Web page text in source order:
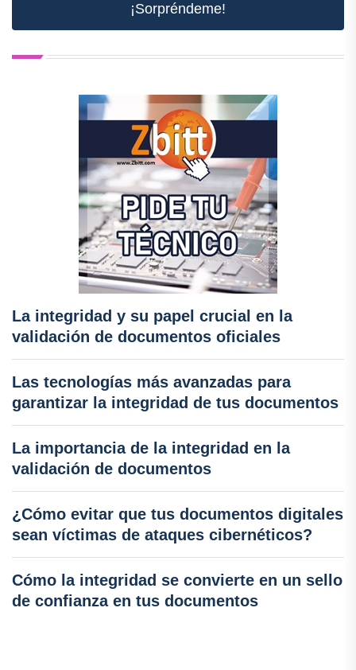
¡Sorpréndeme!
La integridad y su papel crucial en la
validación de documentos oficiales
Las tecnologías más avanzadas para
garantizar la integridad de tus documentos
La importancia de la integridad en la
validación de documentos
¿Cómo evitar que tus documentos digitales
sean víctimas de ataques cibernéticos?
Cómo la integridad se convierte en un sello
de confianza en tus documentos